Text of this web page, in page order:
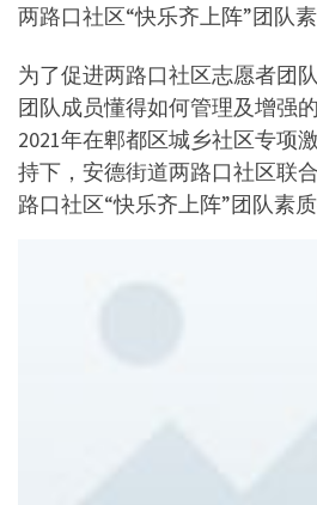
两路口社区“快乐齐上阵”团队
为了促进两路口社区志愿者团
团队成员懂得如何管理及增强
2021年在郫都区城乡社区专项
持下，安德街道两路口社区联
路口社区“快乐齐上阵”团队素